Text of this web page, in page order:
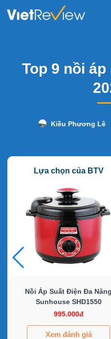
Top 9 nồi
Kiều Phương Lê
Lựa chọn của BTV
Nồi Áp Suất Điện Đa Năng
Sunhouse SHD1550
995.000đ
Xem đánh giá